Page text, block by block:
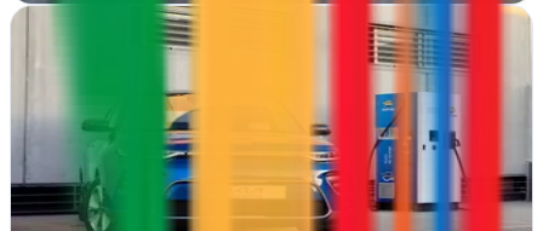
Sensorial Marketing
Sensorial Marketing combina estrategia digital con diseño web en
Granada para crear experiencias que conectan con tu audiencia